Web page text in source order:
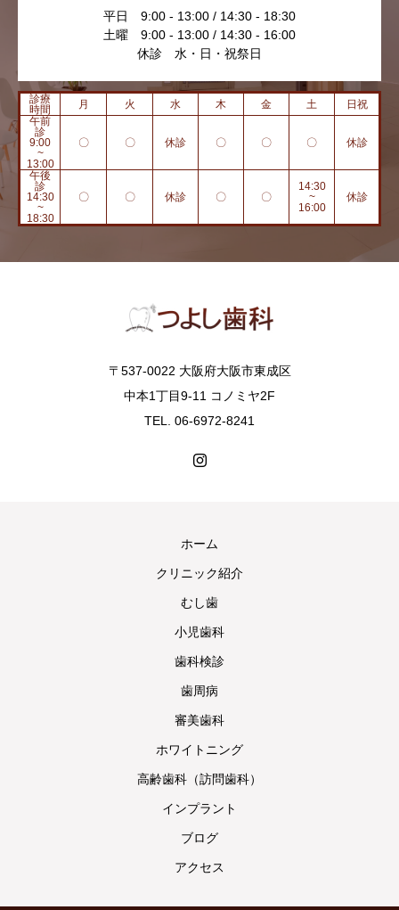
平日 9:00 - 13:00 / 14:30 - 18:30
土曜 9:00 - 13:00 / 14:30 - 16:00
休診 水・日・祝祭日
診療
時間
月 火 水 木 金 土
日祝
午前
診
9:00
~
13:00
〇 〇 休診 〇 〇 〇 休診
午後
診
14:30
~
18:30
〇 〇 休診 〇 〇
14:30
~
16:00
休診
〒537-0022 大阪府大阪市東成区
中本1丁目9-11 コノミヤ2F
TEL. 06-6972-8241
ホーム
クリニック紹介
むし歯
小児歯科
歯科検診
歯周病
審美歯科
ホワイトニング
高齢歯科（訪問歯科）
インプラント
ブログ
アクセス